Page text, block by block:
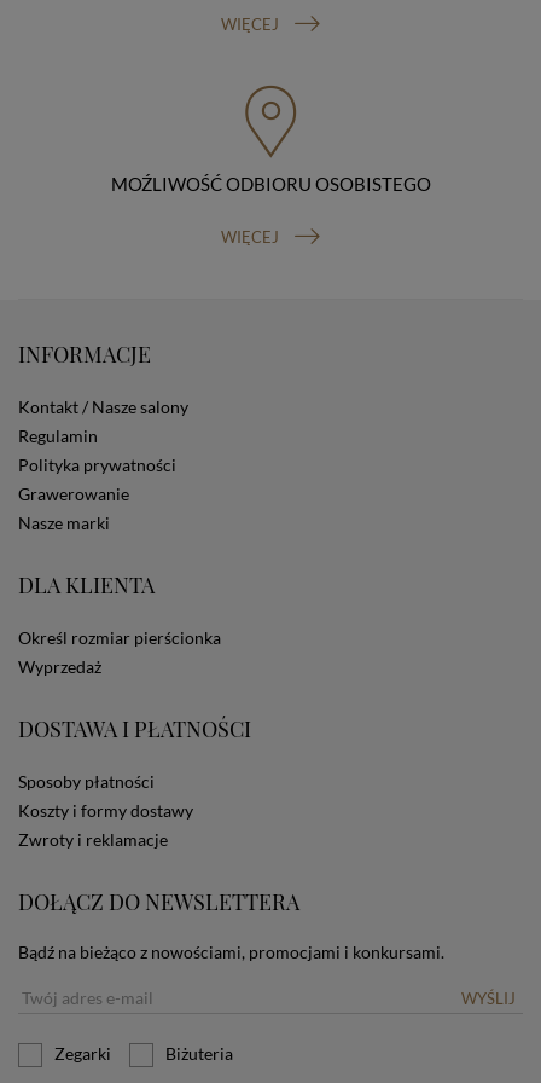
przenoszenia danych, prawo do wniesienia skargi do
prawo do cofnięcia zgody na przetwarzanie danych
osobowych (masz prawo cofnięcia zgody na
przetwarzanie danych w dowolnym momencie;
cofnięcie zgody nie ma wpływu na zgodność z prawem
przetwarzania, którego dokonano na podstawie Twojej
praw skieruj do nas odpowiednie żądanie.
Zautomatyzowane podejmowanie decyzji
Stosowane są one w celach zapewnienia maksymalnej
wygody wszystkich użytkowników (w tym Kupujących)
przy korzystaniu ze Sklepu (zapamiętywanie
preferencji i ustawień na stronie, zbieranie
anonimowych danych dla celów reklamowych i
statystycznych, także przez inne portale, w tym
dotyczących cookies oznacza, że będą one
użytkownika. Jeżeli użytkownik nie wyraża zgody na
stosowanie plików cookies powinien zmienić
WIĘCEJ
MOŹLIWOŚĆ ODBIORU OSOBISTEGO
WIĘCEJ
INFORMACJE
Kontakt / Nasze salony
Regulamin
Polityka prywatności
Grawerowanie
Nasze marki
DLA KLIENTA
Określ rozmiar pierścionka
Wyprzedaż
DOSTAWA I PŁATNOŚCI
Sposoby płatności
Koszty i formy dostawy
Zwroty i reklamacje
DOŁĄCZ DO NEWSLETTERA
Bądź na bieżąco z nowościami, promocjami i konkursami.
WYŚLIJ
Zegarki Biżuteria